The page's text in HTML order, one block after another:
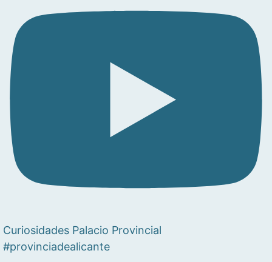
Curiosidades Palacio Provincial
#provinciadealicante